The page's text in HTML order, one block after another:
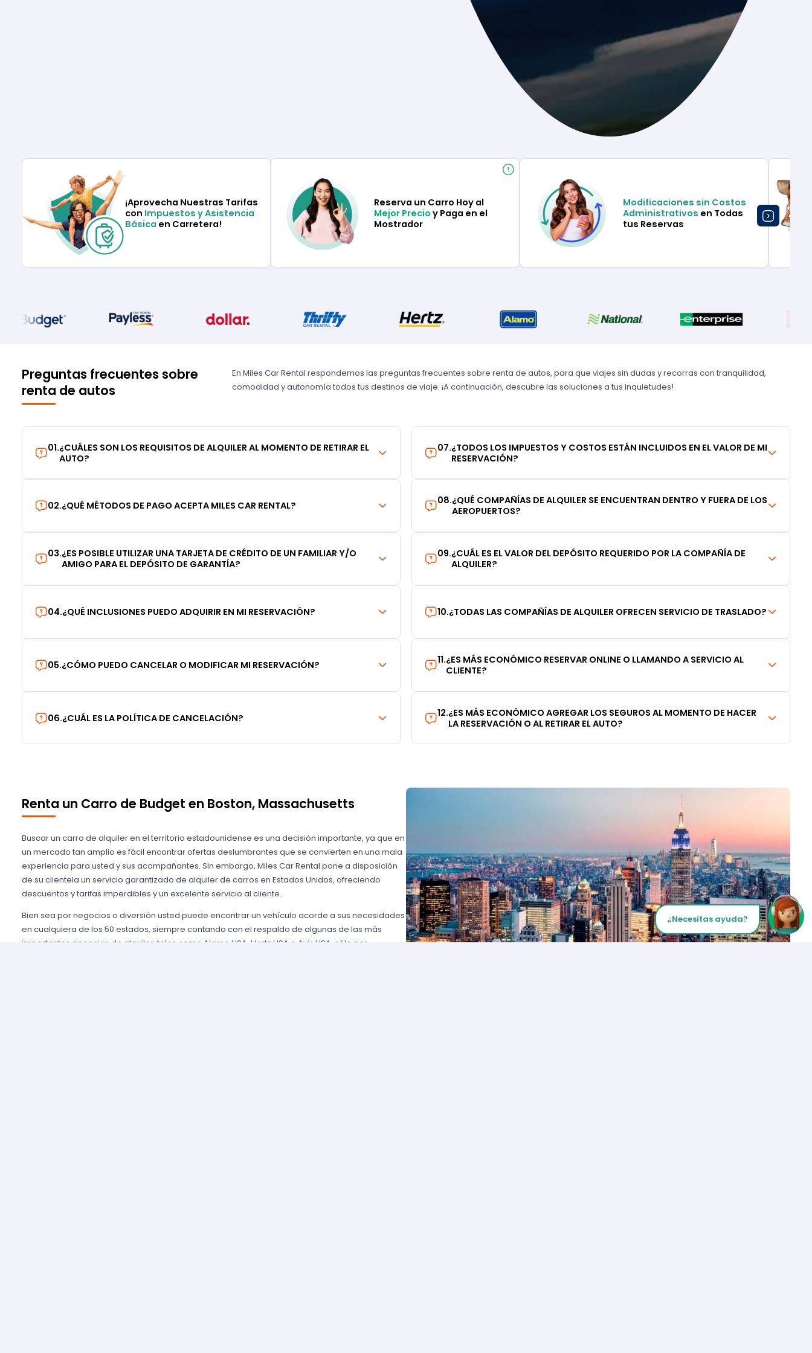
¡Aprovecha Nuestras Tarifas
con Impuestos y Asistencia
Básica en Carretera!
Reserva un Carro Hoy al
Mejor Precio y Paga en el
Mostrador
Modificaciones sin Costos
Administrativos en Todas
tus Reservas
Preguntas frecuentes sobre
renta de autos
En Miles Car Rental respondemos las preguntas frecuentes sobre renta de autos, para que viajes sin dudas y recorras con tranquilidad,
comodidad y autonomía todos tus destinos de viaje. ¡A continuación, descubre las soluciones a tus inquietudes!
01.¿CUÁLES SON LOS REQUISITOS DE ALQUILER AL MOMENTO DE RETIRAR EL
AUTO?
02.¿QUÉ MÉTODOS DE PAGO ACEPTA MILES CAR RENTAL?
03.¿ES POSIBLE UTILIZAR UNA TARJETA DE CRÉDITO DE UN FAMILIAR Y/O
AMIGO PARA EL DEPÓSITO DE GARANTÍA?
04.¿QUÉ INCLUSIONES PUEDO ADQUIRIR EN MI RESERVACIÓN?
05.¿CÓMO PUEDO CANCELAR O MODIFICAR MI RESERVACIÓN?
06.¿CUÁL ES LA POLÍTICA DE CANCELACIÓN?
07.¿TODOS LOS IMPUESTOS Y COSTOS ESTÁN INCLUIDOS EN EL VALOR DE MI
RESERVACIÓN?
08.¿QUÉ COMPAÑÍAS DE ALQUILER SE ENCUENTRAN DENTRO Y FUERA DE LOS
AEROPUERTOS?
09.¿CUÁL ES EL VALOR DEL DEPÓSITO REQUERIDO POR LA COMPAÑÍA DE
ALQUILER?
10.¿TODAS LAS COMPAÑÍAS DE ALQUILER OFRECEN SERVICIO DE TRASLADO?
11.¿ES MÁS ECONÓMICO RESERVAR ONLINE O LLAMANDO A SERVICIO AL
CLIENTE?
12.¿ES MÁS ECONÓMICO AGREGAR LOS SEGUROS AL MOMENTO DE HACER
LA RESERVACIÓN O AL RETIRAR EL AUTO?
Renta un Carro de Budget en Boston, Massachusetts
Buscar un carro de alquiler en el territorio estadounidense es una decisión importante, ya que en
un mercado tan amplio es fácil encontrar ofertas deslumbrantes que se convierten en una mala
experiencia para usted y sus acompañantes. Sin embargo, Miles Car Rental pone a disposición
de su clientela un servicio garantizado de alquiler de carros en Estados Unidos, ofreciendo
descuentos y tarifas imperdibles y un excelente servicio al cliente.
Bien sea por negocios o diversión usted puede encontrar un vehículo acorde a sus necesidades
en cualquiera de los 50 estados, siempre contando con el respaldo de algunas de las más
importantes agencias de alquiler, tales como Alamo USA, Hertz USA o Avis USA, sólo por
¿Necesitas ayuda?